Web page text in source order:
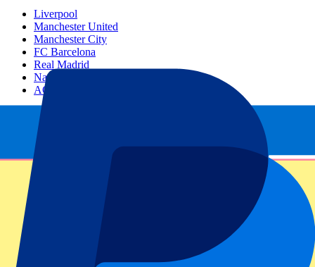
Liverpool
Manchester United
Manchester City
FC Barcelona
Real Madrid
Napoli
AC Milan
Eventos populares
GP España
GP Países Bajos
Todos los deportes